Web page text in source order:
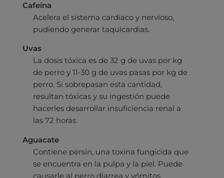
Cafeína
Acelera el sistema cardiaco y nervioso,
pudiendo generar taquicardias.
Uvas
La dosis tóxica es de 32 g de uvas por kg
de perro y 11-30 g de uvas pasas por kg de
perro. Si sobrepasan esta cantidad,
resultan tóxicas y su ingestión puede
hacerles desarrollar insuficiencia renal a
las 72 horas.
Aguacate
Contiene persin, una toxina fungicida que
se encuentra en la pulpa y la piel. Puede
causarle al perro diarrea y vómitos.